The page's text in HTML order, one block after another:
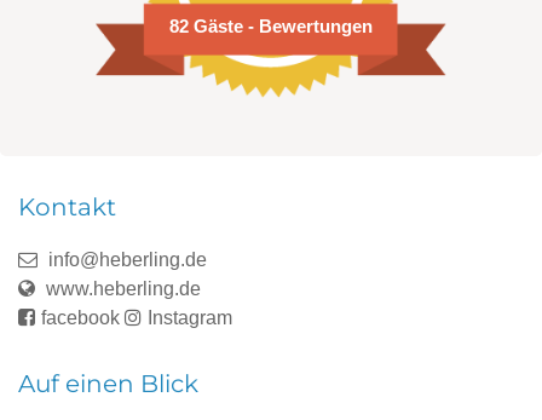
82 Gäste - Bewertungen
Kontakt
info@heberling.de
www.heberling.de
facebook
Instagram
Auf einen Blick